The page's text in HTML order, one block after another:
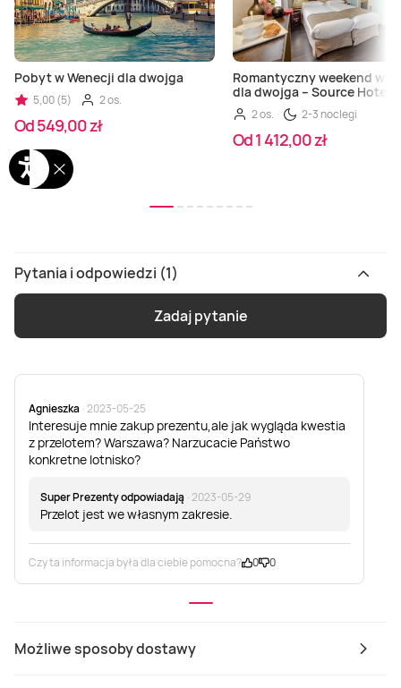
Możliwe sposoby dostawy
Pobyt w Wenecji dla dwojga
5,00 (5) 2 os.
Od 549,00 zł
Romantyczny weekend w
dla dwojga – Source Hotel
2 os. 2-3 noclegi
Od 1 412,00 zł
Pytania i odpowiedzi (1)
Zadaj pytanie
Agnieszka · 2023-05-25
Interesuje mnie zakup prezentu,ale jak wygląda kwestia
z przelotem? Warszawa? Narzucacie Państwo
konkretne lotnisko?
Super Prezenty odpowiadają · 2023-05-29
Przelot jest we własnym zakresie.
Czy ta informacja była dla ciebie pomocna? 0 0